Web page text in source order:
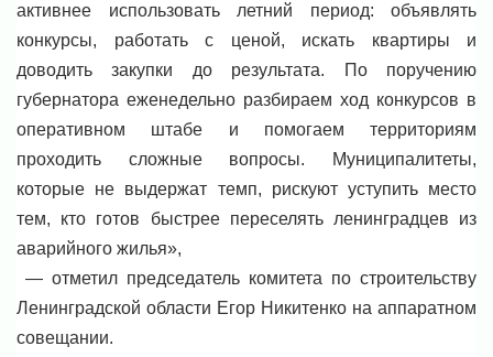
активнее использовать летний период: объявлять
конкурсы, работать с ценой, искать квартиры и
доводить закупки до результата. По поручению
губернатора еженедельно разбираем ход конкурсов в
оперативном штабе и помогаем территориям
проходить сложные вопросы. Муниципалитеты,
которые не выдержат темп, рискуют уступить место
тем, кто готов быстрее переселять ленинградцев из
аварийного жилья»,
— отметил председатель комитета по строительству
Ленинградской области Егор Никитенко на аппаратном
совещании.